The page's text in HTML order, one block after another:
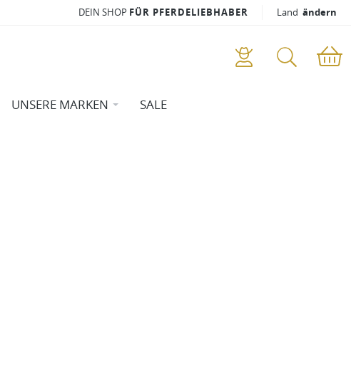
DEIN SHOP FÜR PFERDELIEBHABER Land ändern
UNSERE MARKEN SALE